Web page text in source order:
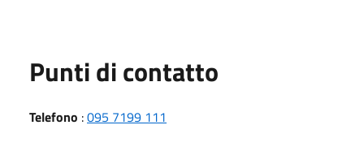
Punti di contatto
Telefono :095 7199 111